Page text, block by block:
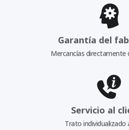
Garantía del
Mercancías directamente
Servicio al
Trato individualizado